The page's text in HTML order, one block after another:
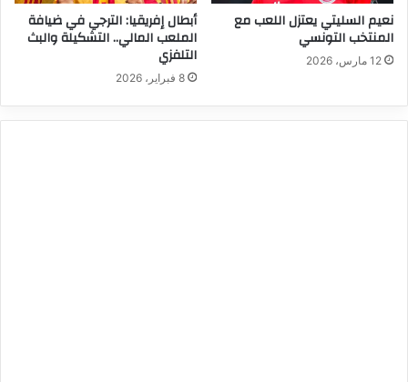
نعيم السليتي يعتزل اللعب مع
المنتخب التونسي
12 مارس، 2026
أبطال إفريقيا: الترجي في ضيافة
الملعب المالي.. التشكيلة والبث
التلفزي
8 فبراير، 2026